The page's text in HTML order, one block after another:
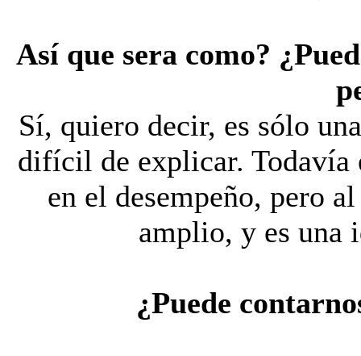
Así que sera como?
Sí, quiero decir, es sólo
difícil de explicar. Todavía
en el desempeño, pero
amplio, y es una
¿Puede